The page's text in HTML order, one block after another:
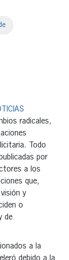
radicales,
Todo
por
a los
que,
y
o
de
a la
debido a la